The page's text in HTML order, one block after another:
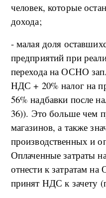
человек, которые
дохода;
- малая доля
предприятий при
перехода на ОСНО
НДС + 20% налог на
56% надбавки после
36)). Это больше чем
магазинов, а также
производственных и
Оплаченные затраты
отнести к затратам
принят НДС к зачету